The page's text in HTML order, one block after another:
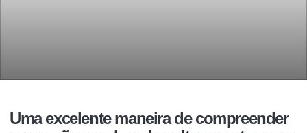
Uma excelente maneira de compreender